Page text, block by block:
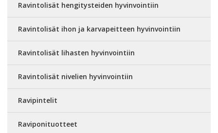
Ravintolisät hengitysteiden hyvinvointiin
Ravintolisät ihon ja karvapeitteen hyvinvointiin
Ravintolisät lihasten hyvinvointiin
Ravintolisät nivelien hyvinvointiin
Ravipintelit
Raviponituotteet